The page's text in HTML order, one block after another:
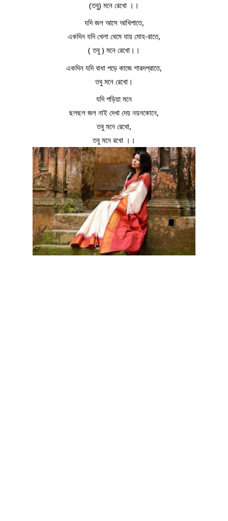
(তবু) মনে রেখো ।।
যদি জল আসে আখিপাতে,
একদিন যদি খেলা থেমে যায় মোহ-রাতে,
( তবু ) মনে রেখো।।
একদিন যদি বাধা পড়ে কাজে শারদপ্রাতে,
তবু মনে রেখো।
যদি পড়িয়া মনে
ছলছল জল নাই দেখা দেয় নয়নকোনে,
তবু মনে রেখো,
তবু মনে রখো ।।